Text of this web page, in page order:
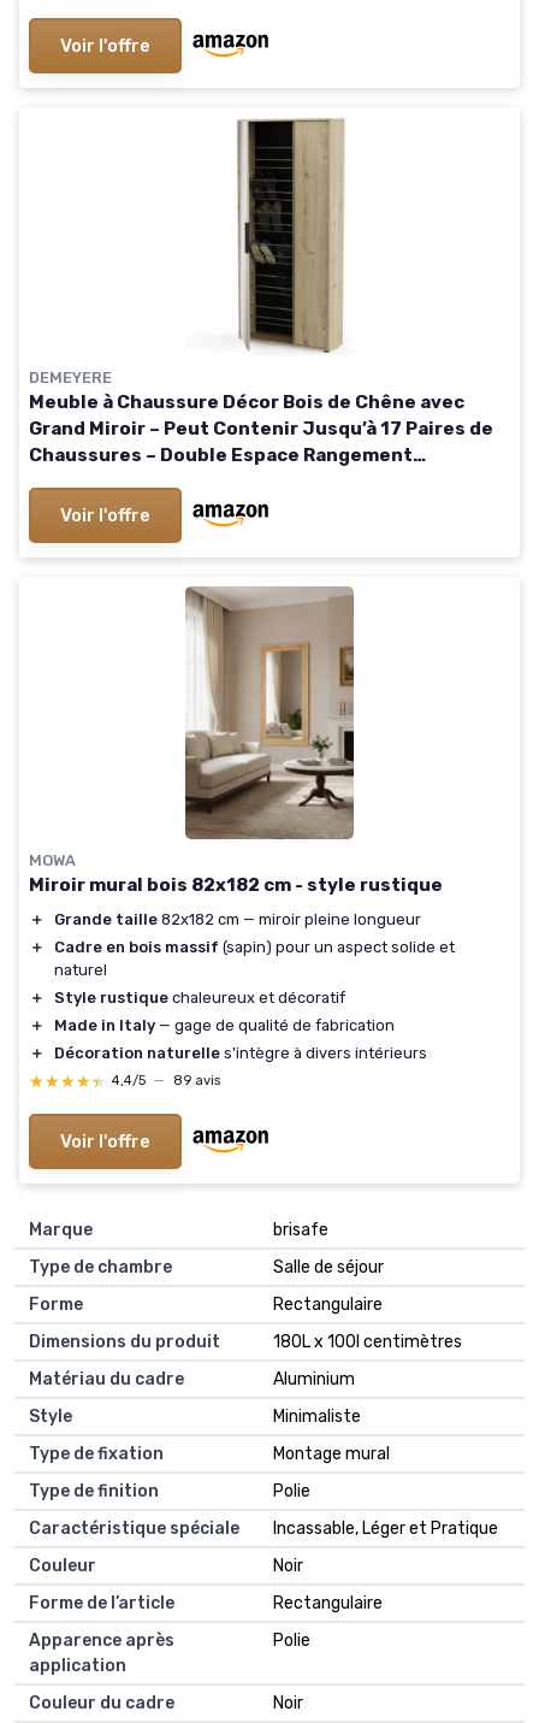
Voir l'offre
DEMEYERE
Meuble à Chaussure Décor Bois de Chêne avec
Grand Miroir – Peut Contenir Jusqu’à 17 Paires de
Chaussures – Double Espace Rangement
Voir l'offre
MOWA
Miroir mural bois 82x182 cm - style rustique
＋ Grande taille 82x182 cm — miroir pleine longueur
＋
Cadre en bois massif (sapin) pour un aspect solide et
naturel
＋
Style rustique chaleureux et décoratif
＋
Made in Italy — gage de qualité de fabrication
＋
Décoration naturelle s'intègre à divers intérieurs
★★★★★
★★★★★ 4,4/5 — 89 avis
Voir l'offre
Marque
brisafe
Type de chambre
Salle de séjour
Forme
Rectangulaire
Dimensions du produit
180L x 100l centimètres
Matériau du cadre
Aluminium
Style
Minimaliste
Type de fixation
Montage mural
Type de finition
Polie
Caractéristique spéciale
Incassable, Léger et Pratique
Couleur
Noir
Forme de l’article
Rectangulaire
Apparence après
application
Polie
Couleur du cadre
Noir